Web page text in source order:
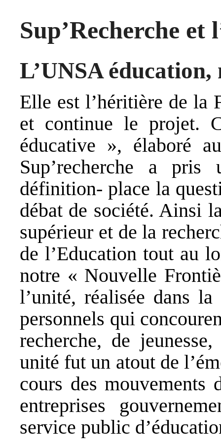
Sup’Recherche et
L’UNSA
Elle est l’héritière de la
et continue le projet.
éducative », élaboré
Sup’recherche a
définition- place la
débat de société. Ainsi
supérieur et de la
de l’Education tout au
notre « Nouvelle
l’unité, réalisée dans
personnels qui
recherche, de
unité fut un atout de
cours des
entreprises
service public